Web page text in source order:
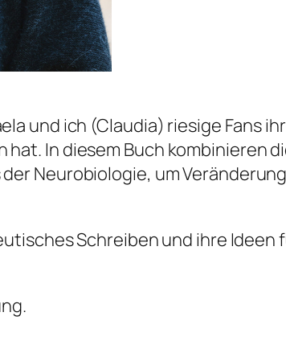
und ich (Claudia) riesige Fans
In diesem Buch kombinieren
Neurobiologie, um
Schreiben und ihre